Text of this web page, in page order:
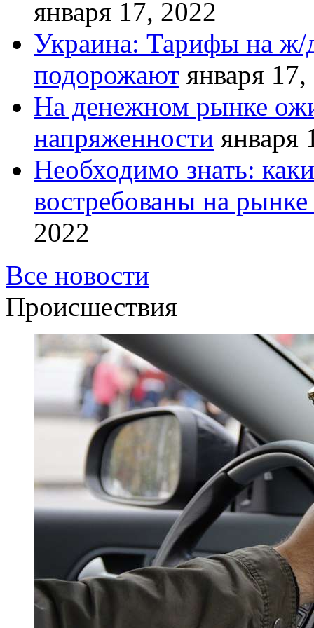
января 17, 2022
Украина: Тарифы на ж/
подорожают января
На денежном рынке
напряженности января
Необходимо знать:
востребованы на
2022
Все новости
Происшествия